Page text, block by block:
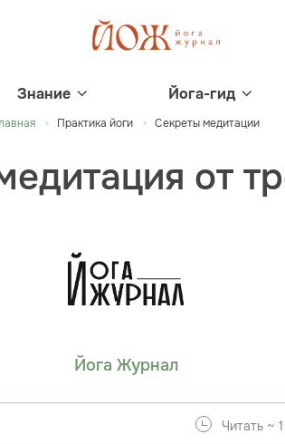
Знание Йога-гид
Практика йоги Секреты медитации
от
Йога Журнал
Читать ~